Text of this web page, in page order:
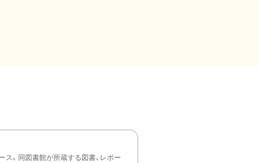
。同図書館が所蔵する図書、レポー